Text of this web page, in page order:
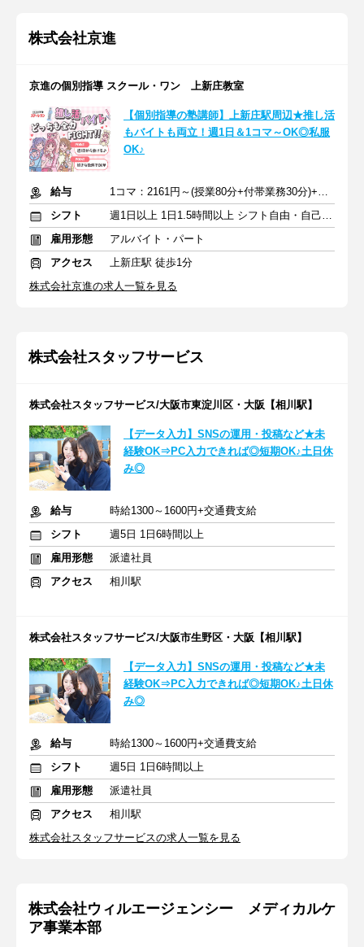
株式会社京進
京進の個別指導 スクール・ワン 上新庄教室
【個別指導の塾講師】上新庄駅周辺★推し活
もバイトも両立！週1日＆1コマ～OK◎私服
OK♪
給与
1コマ：2161円～(授業80分+付帯業務30分)+交通費支給
シフト
週1日以上 1日1.5時間以上 シフト自由・自己申告
雇用形態
アルバイト・パート
アクセス
上新庄駅 徒歩1分
株式会社京進の求人一覧を見る
株式会社スタッフサービス
株式会社スタッフサービス/大阪市東淀川区・大阪【相川駅】
【データ入力】SNSの運用・投稿など★未
経験OK⇒PC入力できれば◎短期OK♪土日休
み◎
給与
時給1300～1600円+交通費支給
シフト
週5日 1日6時間以上
雇用形態
派遣社員
アクセス
相川駅
株式会社スタッフサービス/大阪市生野区・大阪【相川駅】
【データ入力】SNSの運用・投稿など★未
経験OK⇒PC入力できれば◎短期OK♪土日休
み◎
給与
時給1300～1600円+交通費支給
シフト
週5日 1日6時間以上
雇用形態
派遣社員
アクセス
相川駅
株式会社スタッフサービスの求人一覧を見る
株式会社ウィルエージェンシー メディカルケ
ア事業本部